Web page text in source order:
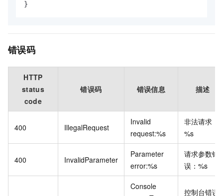
}
错误码
HTTP
status
code
错误码 错误信息 描述
400 IllegalRequest
Invalid
request:%s
非法请求：
%s
400 InvalidParameter
Parameter
error:%s
请求参数错
误：%s
Console
控制台错误.